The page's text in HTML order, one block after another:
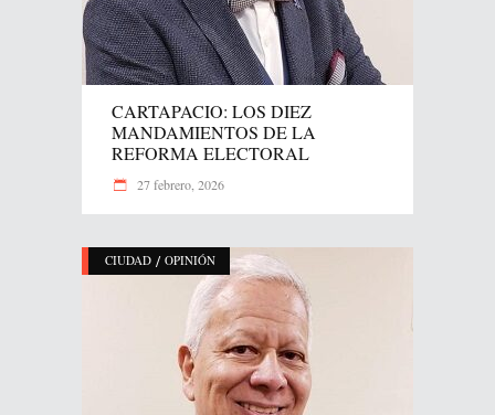
CARTAPACIO: LOS DIEZ
MANDAMIENTOS DE LA
REFORMA ELECTORAL
27 febrero, 2026
CIUDAD / OPINIÓN